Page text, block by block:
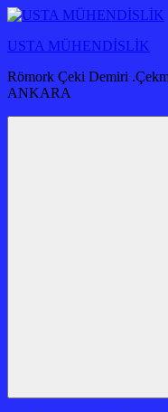
İçeriğe
USTA MÜHENDİSLİK
Römork Çeki Demiri
ANKARA